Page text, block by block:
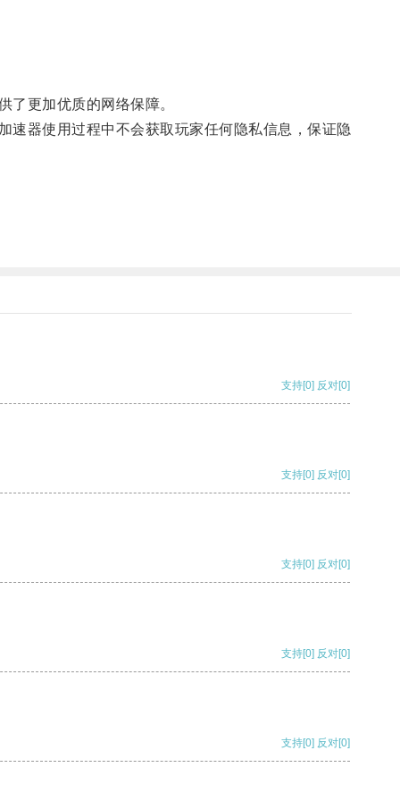
更加优质的网络保障。
器使用过程中不会获取玩家任何隐私信息，保证隐
支持[0] 反对[0]
支持[0] 反对[0]
支持[0] 反对[0]
支持[0] 反对[0]
支持[0] 反对[0]